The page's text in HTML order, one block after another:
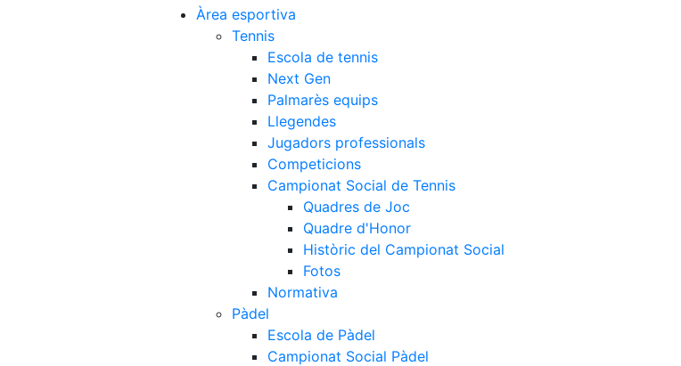
Àrea esportiva
Tennis
Escola de tennis
Next Gen
Palmarès equips
Llegendes
Jugadors professionals
Competicions
Campionat Social de Tennis
Quadres de Joc
Quadre d'Honor
Històric del Campionat Social
Fotos
Normativa
Pàdel
Escola de Pàdel
Campionat Social Pàdel